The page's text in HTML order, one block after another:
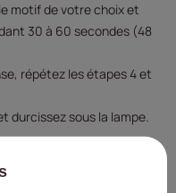
motif de votre choix et
30 à 60 secondes (48
répétez les étapes 4 et
durcissez sous la lampe.